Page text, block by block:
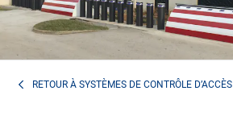
RETOUR ÀSYSTÈMES DE CONTRÔLE D’ACCÈS